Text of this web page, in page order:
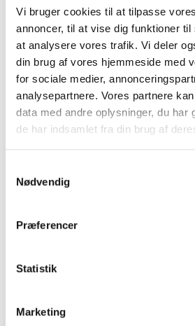
Vi bruger cookies til at tilpasse
annoncer, til at vise dig funktioner
at analysere vores trafik. Vi deler
din brug af vores hjemmeside med
for sociale medier,
analysepartnere. Vores partnere
data med andre oplysninger, du har
de har indsamlet fra din brug af
Nødvendig
Præferencer
Statistik
Marketing